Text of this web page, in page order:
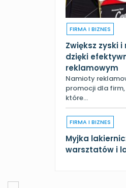
FIRMA I BIZNES
Zwiększ zyski
dzięki
reklamowym
Namioty
promocji dla
które…
FIRMA I BIZNES
Myjka
warsztatów i